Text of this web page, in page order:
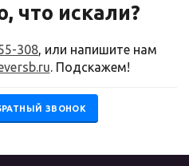
что искали?
308, или напишите нам
. Подскажем!
ЗВОНОК